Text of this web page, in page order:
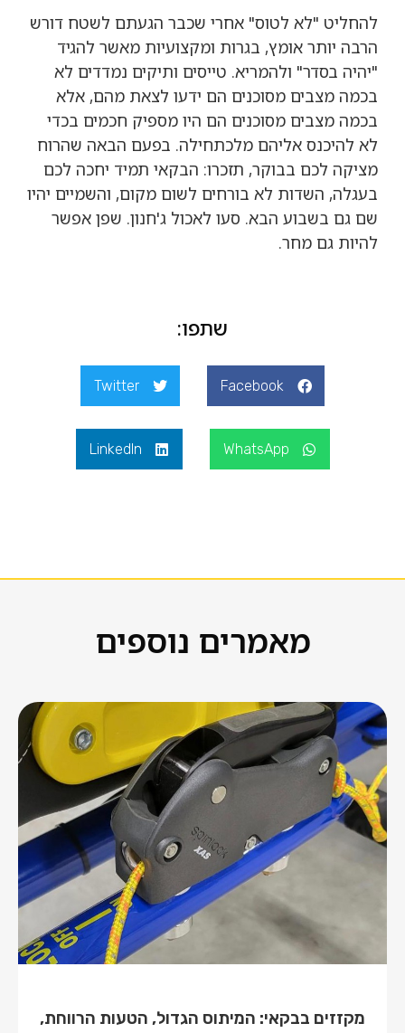
להחליט "לא לטוס" אחרי שכבר הגעתם לשטח דורש
הרבה יותר אומץ, בגרות ומקצועיות מאשר להגיד
"יהיה בסדר" ולהמריא. טייסים ותיקים נמדדים לא
בכמה מצבים מסוכנים הם ידעו לצאת מהם, אלא
בכמה מצבים מסוכנים הם היו מספיק חכמים בכדי
לא להיכנס אליהם מלכתחילה. בפעם הבאה שהרוח
מציקה לכם בבוקר, תזכרו: הבקאי תמיד יחכה לכם
בעגלה, השדות לא בורחים לשום מקום, והשמיים יהיו
שם גם בשבוע הבא. סעו לאכול ג'חנון. שפן אפשר
להיות גם מחר.
שתפו:
Facebook
Twitter
WhatsApp
LinkedIn
מאמרים נוספים
מקזזים בבקאי: המיתוס הגדול, הטעות הרווחת,